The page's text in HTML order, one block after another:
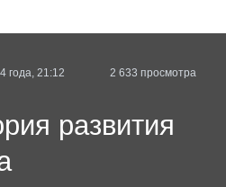
года, 21:12 2 633 просмотра
развития